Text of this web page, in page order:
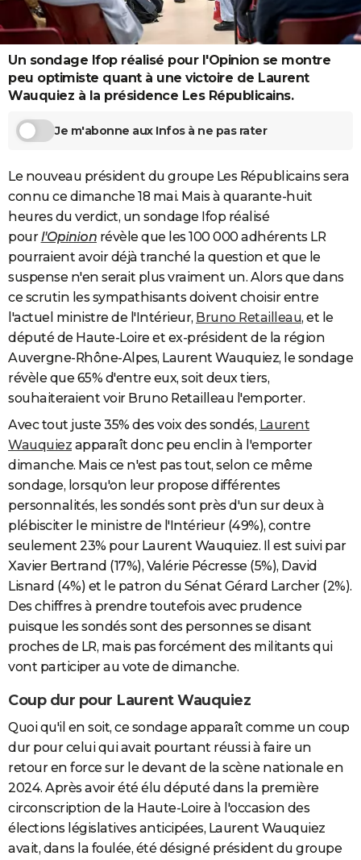
Destinations
City break
Voyage nature
Voyage de noces
Forum
Climat
PHOTO
GUIDES D'ACHAT
BONS PLANS
CARTE DE VOEUX
Carte de Noël
Carte Bonne année
Carte Saint-Valentin
Carte Pâques
Carte d'anniversaire
Dictionnaire
Biographies
Citations
Expressions
Proverbes
PROGRAMME TV
COPAINS D'AVANT
S'inscrire
Se connecter
Lycées
Collèges
Primaires
Universités
Entreprises
Service militaire
Avis de recherche
AVIS DE DÉCÈS
FORUM
Bricolage
Lifestyle
Culture
Sport
Auto
Television
Voyage
Cinema
Un sondage Ifop réalisé pour l'Opinion se montre
peu optimiste quant à une victoire de Laurent
Wauquiez à la présidence Les Républicains.
Je m'abonne aux Infos à ne pas rater
Le nouveau président du groupe Les Républicains sera
connu ce dimanche 18 mai. Mais à quarante-huit
heures du verdict, un sondage Ifop réalisé
pourl'Opinion révèle que les 100 000 adhérents LR
pourraient avoir déjà tranché la question et que le
suspense n'en serait plus vraiment un. Alors que dans
ce scrutin les sympathisants doivent choisir entre
l'actuel ministre de l'Intérieur, Bruno Retailleau, et le
député de Haute-Loire et ex-président de la région
Auvergne-Rhône-Alpes, Laurent Wauquiez, le sondage
révèle que 65% d'entre eux, soit deux tiers,
souhaiteraient voir Bruno Retailleau l'emporter.
Avec tout juste 35% des voix des sondés, Laurent
Wauquiez apparaît donc peu enclin à l'emporter
dimanche. Mais ce n'est pas tout, selon ce même
sondage, lorsqu'on leur propose différentes
personnalités, les sondés sont près d'un sur deux à
plébisciter le ministre de l'Intérieur (49%), contre
seulement 23% pour Laurent Wauquiez. Il est suivi par
Xavier Bertrand (17%), Valérie Pécresse (5%), David
Lisnard (4%) et le patron du Sénat Gérard Larcher (2%).
Des chiffres à prendre toutefois avec prudence
puisque les sondés sont des personnes se disant
proches de LR, mais pas forcément des militants qui
vont participer au vote de dimanche.
Coup dur pour Laurent Wauquiez
Quoi qu'il en soit, ce sondage apparaît comme un coup
dur pour celui qui avait pourtant réussi à faire un
retour en force sur le devant de la scène nationale en
2024. Après avoir été élu député dans la première
circonscription de la Haute-Loire à l'occasion des
élections législatives anticipées, Laurent Wauquiez
avait, dans la foulée, été désigné président du groupe